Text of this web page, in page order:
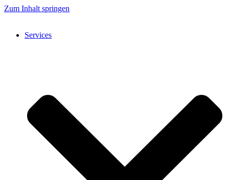
Zum Inhalt springen
Services